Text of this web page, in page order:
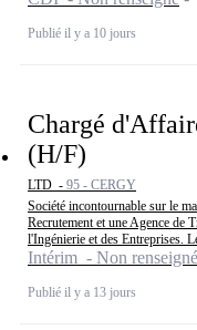
Publié il y a 10 jours
Chargé
(H/F)
LTD - 95 - CERGY
Société incontournable sur le
Recrutement et une Agence de
l'Ingénierie et des Entreprises.
Intérim - Non renseigné
Publié il y a 13 jours